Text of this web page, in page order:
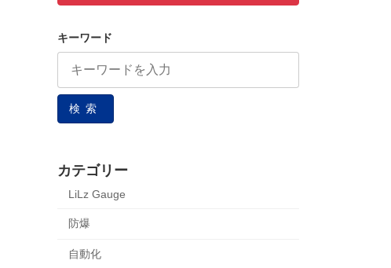
キーワード
検索
カテゴリー
LiLz Gauge
防爆
自動化